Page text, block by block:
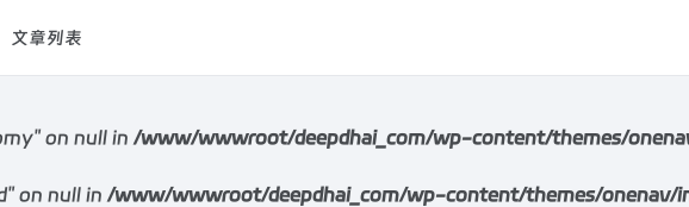
on null in /www/wwwroot/deepdhai_com/wp-content/themes/
on null in /www/wwwroot/deepdhai_com/wp-content/themes/
文章列表